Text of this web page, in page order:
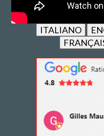
ITALIANO